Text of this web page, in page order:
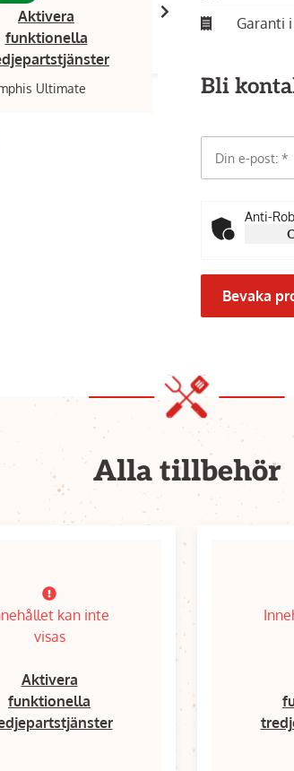
Aktivera
funktionella
Ultimate Pit Boss, Memphis
Garanti
Bli
Din e-post:
Anti-
Bevaka
Alla tillbehör
kan inte
visas
Aktivera
funktionella